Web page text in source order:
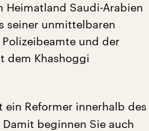
Heimatland Saudi-Arabien
seiner unmittelbaren
und der
dem Khashoggi
ein Reformer innerhalb des
beginnen Sie auch